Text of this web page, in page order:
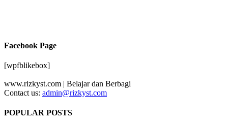
Facebook Page
[wpfblikebox]
www.rizkyst.com | Belajar dan Berbagi
Contact us: admin@rizkyst.com
POPULAR POSTS